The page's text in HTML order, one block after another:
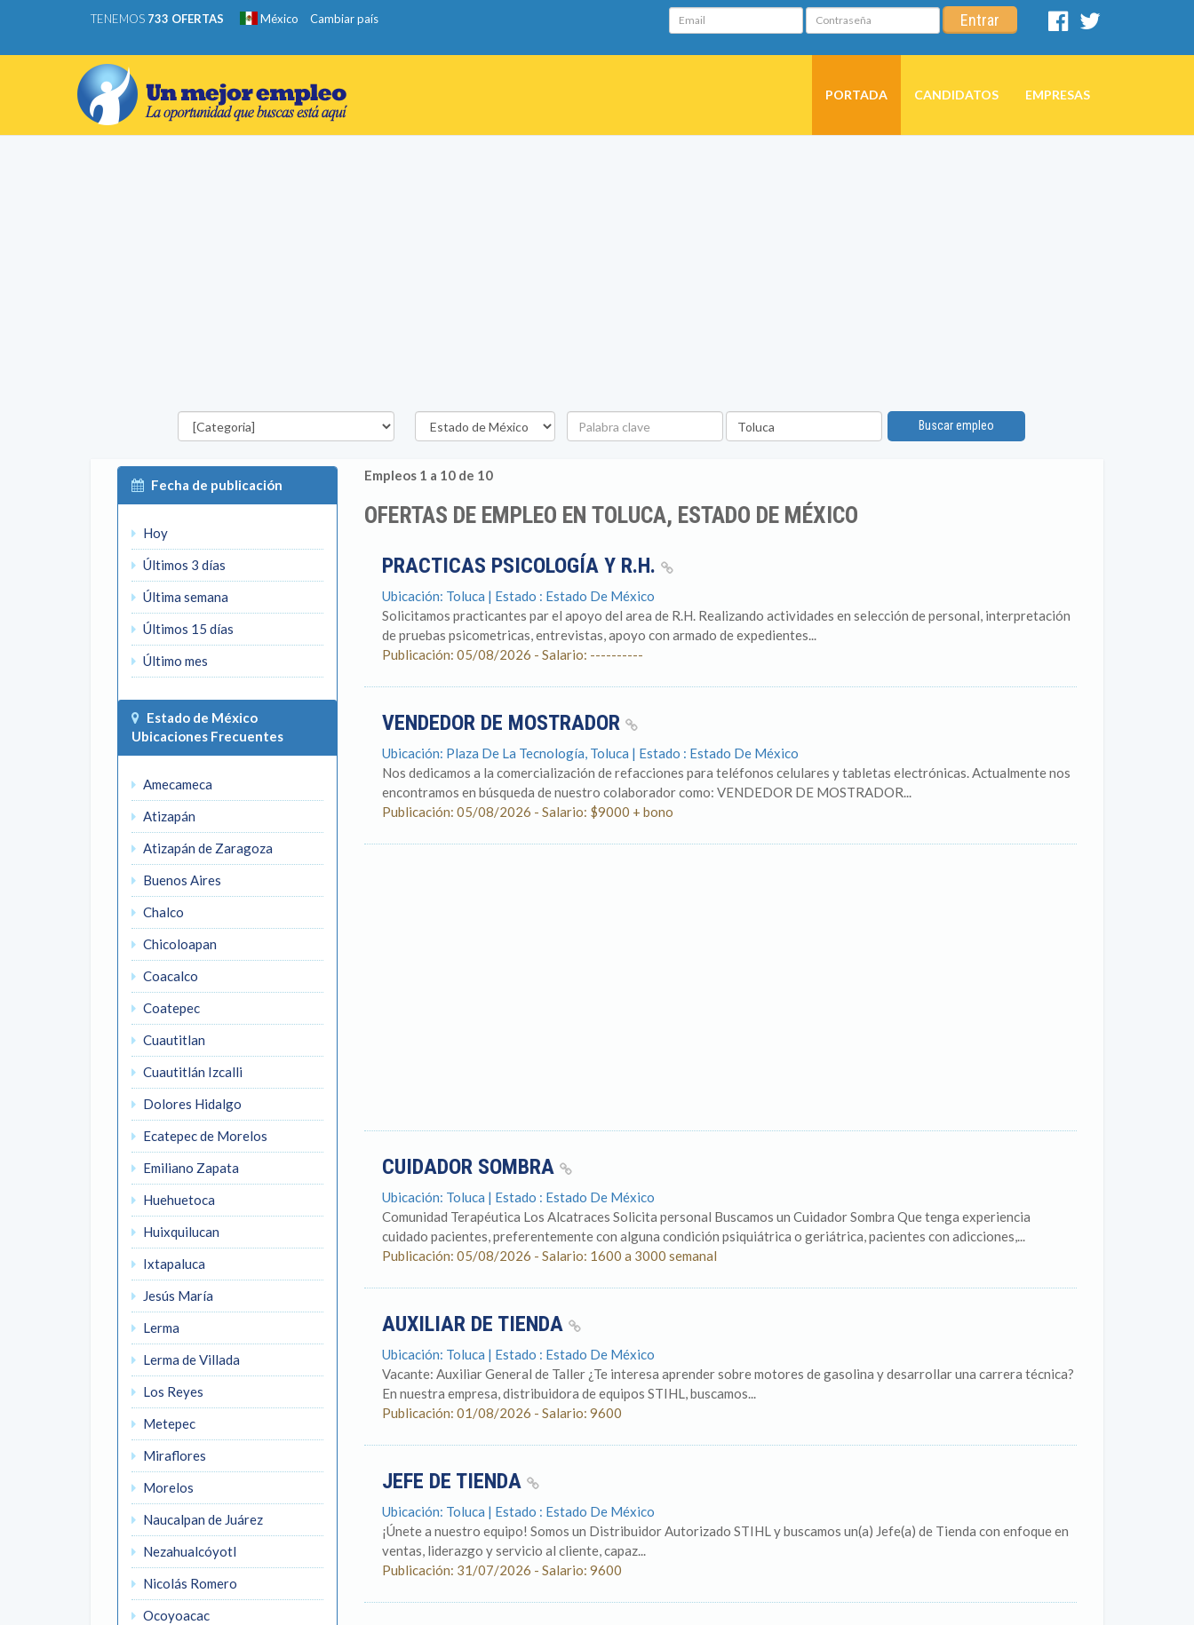
TENEMOS 733 OFERTAS México Cambiar país Email Contraseña Entrar
Facebook
PORTADA CANDIDATOS EMPRESAS
Categorías Estado
Palabra
clave
Ubicación
Buscar empleo
Fecha de publicación
Hoy
Últimos 3 días
Última semana
Últimos 15 días
Último mes
Estado de México
Ubicaciones Frecuentes
Amecameca
Atizapán
Atizapán de Zaragoza
Buenos Aires
Chalco
Chicoloapan
Coacalco
Coatepec
Cuautitlan
Cuautitlán Izcalli
Dolores Hidalgo
Ecatepec de Morelos
Emiliano Zapata
Huehuetoca
Huixquilucan
Ixtapaluca
Jesús María
Lerma
Lerma de Villada
Los Reyes
Metepec
Miraflores
Morelos
Naucalpan de Juárez
Nezahualcóyotl
Nicolás Romero
Ocoyoacac
Empleos 1 a 10 de 10
OFERTAS DE EMPLEO EN TOLUCA, ESTADO DE MÉXICO
PRACTICAS PSICOLOGÍA Y R.H.
Ubicación: Toluca | Estado : Estado De México
Solicitamos practicantes par el apoyo del area de R.H. Realizando actividades en selección de personal, interpretación
de pruebas psicometricas, entrevistas, apoyo con armado de expedientes...
Publicación: 05/08/2026 - Salario: ----------
VENDEDOR DE MOSTRADOR
Ubicación: Plaza De La Tecnología, Toluca | Estado : Estado De México
Nos dedicamos a la comercialización de refacciones para teléfonos celulares y tabletas electrónicas. Actualmente nos
encontramos en búsqueda de nuestro colaborador como: VENDEDOR DE MOSTRADOR...
Publicación: 05/08/2026 - Salario: $9000 + bono
CUIDADOR SOMBRA
Ubicación: Toluca | Estado : Estado De México
Comunidad Terapéutica Los Alcatraces Solicita personal Buscamos un Cuidador Sombra Que tenga experiencia
cuidado pacientes, preferentemente con alguna condición psiquiátrica o geriátrica, pacientes con adicciones,...
Publicación: 05/08/2026 - Salario: 1600 a 3000 semanal
AUXILIAR DE TIENDA
Ubicación: Toluca | Estado : Estado De México
Vacante: Auxiliar General de Taller ¿Te interesa aprender sobre motores de gasolina y desarrollar una carrera técnica?
En nuestra empresa, distribuidora de equipos STIHL, buscamos...
Publicación: 01/08/2026 - Salario: 9600
JEFE DE TIENDA
Ubicación: Toluca | Estado : Estado De México
¡Únete a nuestro equipo! Somos un Distribuidor Autorizado STIHL y buscamos un(a) Jefe(a) de Tienda con enfoque en
ventas, liderazgo y servicio al cliente, capaz...
Publicación: 31/07/2026 - Salario: 9600